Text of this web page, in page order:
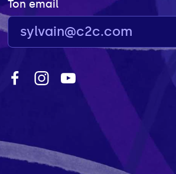
Ton email